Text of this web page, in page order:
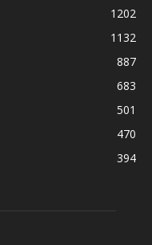
1202
1132
887
683
501
470
394